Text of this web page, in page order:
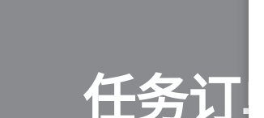
任务订